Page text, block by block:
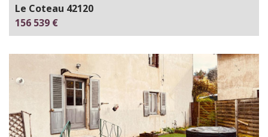
Le Coteau 42120
156 539 €